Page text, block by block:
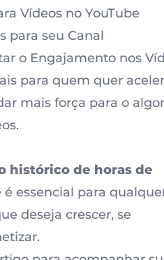
Vídeos no YouTube
para seu Canal
o Engajamento nos
para quem quer
mais força para o
histórico de horas de
é essencial para
deseja crescer, se